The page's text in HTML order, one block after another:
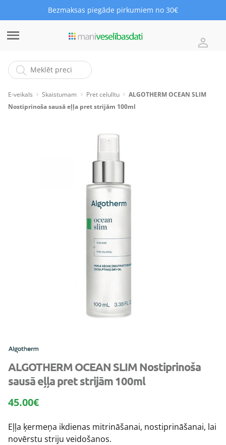
Bezmaksas piegāde pirkumiem no 30€
E-veikals Skaistumam Pret celulītu
ALGOTHERM OCEAN SLIM
Nostiprinoša sausā eļļa pret strijām 100ml
ALGOTHERM OCEAN SLIM Nostiprinoša
sausā eļļa pret strijām 100ml
45.00€
Eļļa ķermeņa ikdienas mitrināšanai, nostiprināšanai, lai
novērstu striju veidošanos.